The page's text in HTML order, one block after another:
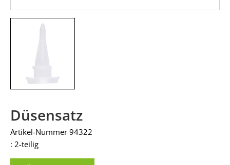
Düsensatz
Artikel-Nummer 94322
: 2-teilig